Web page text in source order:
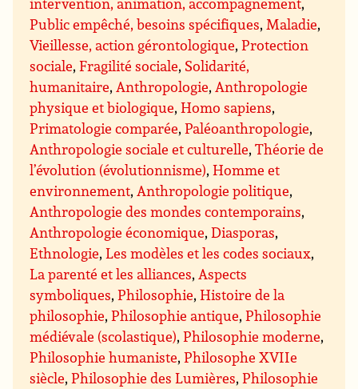
Public empêché, besoins spécifiques, Maladie,
Vieillesse, action gérontologique,Protection
sociale,Fragilité sociale, Solidarité,
humanitaire, Anthropologie, Anthropologie
physique et biologique,Homo sapiens,
Primatologie comparée,Paléoanthropologie,
Anthropologie sociale et culturelle,Théorie de
l’évolution (évolutionnisme),Homme et
environnement, Anthropologie politique,
Anthropologie des mondes contemporains,
Anthropologie économique,Diasporas,
Ethnologie,Les modèles et les codes sociaux,
La parenté et les alliances, Aspects
symboliques,Philosophie,Histoire de la
philosophie,Philosophie antique,Philosophie
médiévale (scolastique),Philosophie moderne,
Philosophie humaniste,Philosophe XVIIe
siècle,Philosophie des Lumières,Philosophie